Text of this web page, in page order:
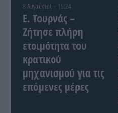
8 Αυγούστου - 15:24
Ε. Τουρνάς –
Ζήτησε πλήρη
ετοιμότητα του
κρατικού
μηχανισμού για τις
επόμενες μέρες